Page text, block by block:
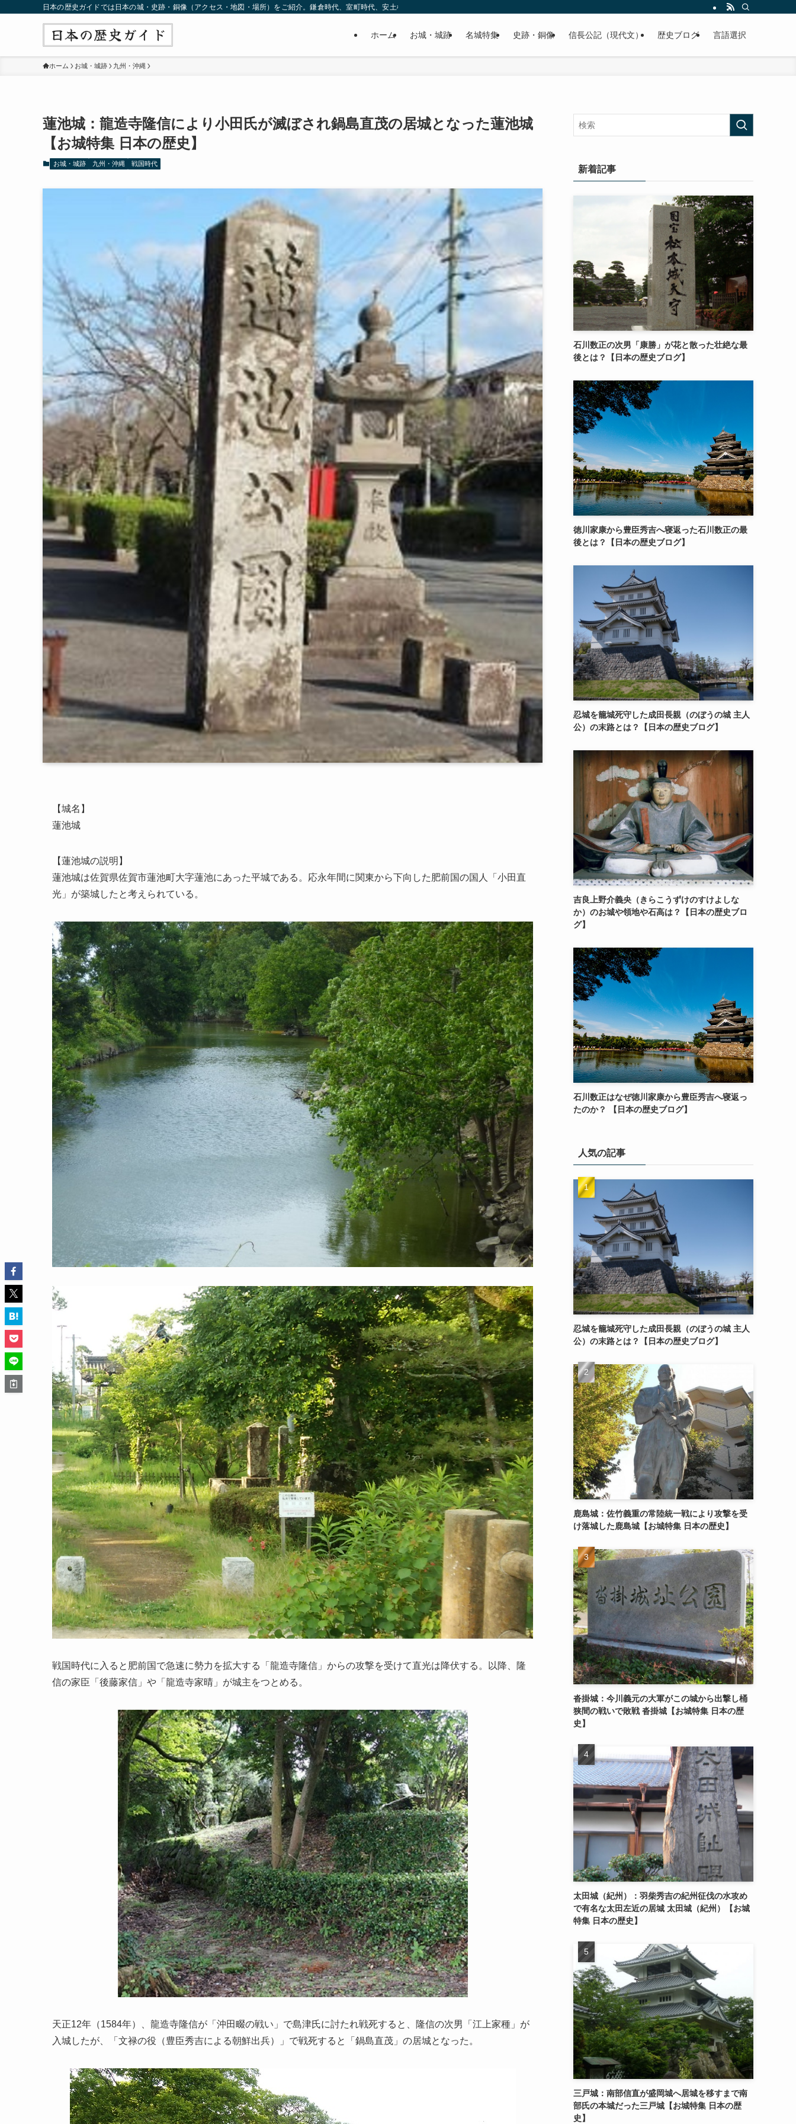
日本の歴史ガイドでは日本の城・史跡・銅像（アクセス・地図・場所）をご紹介。鎌倉時代、室町時代、安土桃山時代（戦国時代）、江戸時代と幅広くご紹介致します。
ホーム お城・城跡 名城特集 史跡・銅像 信長公記（現代文） 歴史ブログ 言語選択
ホーム お城・城跡 九州・沖縄
蓮池城：龍造寺隆信により小田氏が滅ぼされ鍋島直茂の居城となった蓮池城
【お城特集 日本の歴史】
お城・城跡 九州・沖縄 戦国時代
【城名】
蓮池城
【蓮池城の説明】
蓮池城は佐賀県佐賀市蓮池町大字蓮池にあった平城である。応永年間に関東から下向した肥前国の国人「小田直
光」が築城したと考えられている。
戦国時代に入ると肥前国で急速に勢力を拡大する「龍造寺隆信」からの攻撃を受けて直光は降伏する。以降、隆
信の家臣「後藤家信」や「龍造寺家晴」が城主をつとめる。
天正12年（1584年）、龍造寺隆信が「沖田畷の戦い」で島津氏に討たれ戦死すると、隆信の次男「江上家種」が
入城したが、「文禄の役（豊臣秀吉による朝鮮出兵）」で戦死すると「鍋島直茂」の居城となった。
新着記事
石川数正の次男「康勝」が花と散った壮絶な最
後とは？【日本の歴史ブログ】
徳川家康から豊臣秀吉へ寝返った石川数正の最
後とは？【日本の歴史ブログ】
忍城を籠城死守した成田長親（のぼうの城 主人
公）の末路とは？【日本の歴史ブログ】
吉良上野介義央（きらこうずけのすけよしな
か）のお城や領地や石高は？【日本の歴史ブロ
グ】
石川数正はなぜ徳川家康から豊臣秀吉へ寝返っ
たのか？ 【日本の歴史ブログ】
人気の記事
忍城を籠城死守した成田長親（のぼうの城 主人
公）の末路とは？【日本の歴史ブログ】
鹿島城：佐竹義重の常陸統一戦により攻撃を受
け落城した鹿島城【お城特集 日本の歴史】
沓掛城：今川義元の大軍がこの城から出撃し桶
狭間の戦いで敗戦 沓掛城【お城特集 日本の歴
史】
太田城（紀州）：羽柴秀吉の紀州征伐の水攻め
で有名な太田左近の居城 太田城（紀州）【お城
特集 日本の歴史】
三戸城：南部信直が盛岡城へ居城を移すまで南
部氏の本城だった三戸城【お城特集 日本の歴
史】